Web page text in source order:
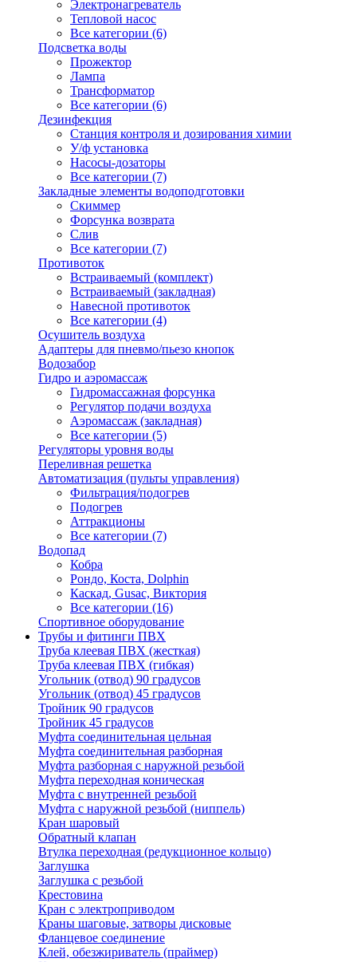
Электронагреватель
Тепловой насос
Все категории (6)
Подсветка воды
Прожектор
Лампа
Трансформатор
Все категории (6)
Дезинфекция
Станция контроля и дозирования химии
У/ф установка
Насосы-дозаторы
Все категории (7)
Закладные элементы водоподготовки
Скиммер
Форсунка возврата
Слив
Все категории (7)
Противоток
Встраиваемый (комплект)
Встраиваемый (закладная)
Навесной противоток
Все категории (4)
Осушитель воздуха
Адаптеры для пневмо/пьезо кнопок
Водозабор
Гидро и аэромассаж
Гидромассажная форсунка
Регулятор подачи воздуха
Аэромассаж (закладная)
Все категории (5)
Регуляторы уровня воды
Переливная решетка
Автоматизация (пульты управления)
Фильтрация/подогрев
Подогрев
Аттракционы
Все категории (7)
Водопад
Кобра
Рондо, Коста, Dolphin
Каскад, Gusac, Виктория
Все категории (16)
Спортивное оборудование
Трубы и фитинги ПВХ
Труба клеевая ПВХ (жесткая)
Труба клеевая ПВХ (гибкая)
Угольник (отвод) 90 градусов
Угольник (отвод) 45 градусов
Тройник 90 градусов
Тройник 45 градусов
Муфта соединительная цельная
Муфта соединительная разборная
Муфта разборная с наружной резьбой
Муфта переходная коническая
Муфта с внутренней резьбой
Муфта с наружной резьбой (ниппель)
Кран шаровый
Обратный клапан
Втулка переходная (редукционное кольцо)
Заглушка
Заглушка с резьбой
Крестовина
Кран с электроприводом
Краны шаговые, затворы дисковые
Фланцевое соединение
Клей, обезжириватель (праймер)